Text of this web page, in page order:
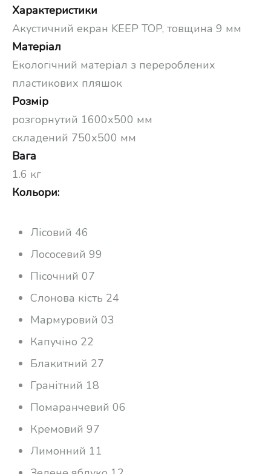
Характеристики
Акустичний екран KEEP TOP, товщина 9 мм
Матеріал
Екологічний матеріал з перероблених
пластикових пляшок
Розмір
розгорнутий 1600х500 мм
складений 750х500 мм
Вага
1.6 кг
Кольори:
Лісовий 46
Лососевий 99
Пісочний 07
Слонова кість 24
Мармуровий 03
Капучіно 22
Блакитний 27
Гранітний 18
Помаранчевий 06
Кремовий 97
Лимонний 11